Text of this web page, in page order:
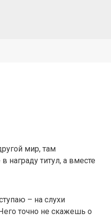
мир, там
награду титул, а вместе
– на слухи
точно не скажешь о